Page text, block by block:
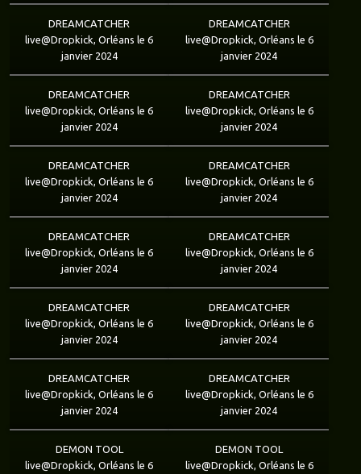
DREAMCATCHER
live@Dropkick, Orléans le 6
janvier 2024
DREAMCATCHER
live@Dropkick, Orléans le 6
janvier 2024
DREAMCATCHER
live@Dropkick, Orléans le 6
janvier 2024
DREAMCATCHER
live@Dropkick, Orléans le 6
janvier 2024
DREAMCATCHER
live@Dropkick, Orléans le 6
janvier 2024
DREAMCATCHER
live@Dropkick, Orléans le 6
janvier 2024
DREAMCATCHER
live@Dropkick, Orléans le 6
janvier 2024
DREAMCATCHER
live@Dropkick, Orléans le 6
janvier 2024
DREAMCATCHER
live@Dropkick, Orléans le 6
janvier 2024
DREAMCATCHER
live@Dropkick, Orléans le 6
janvier 2024
DREAMCATCHER
live@Dropkick, Orléans le 6
janvier 2024
DREAMCATCHER
live@Dropkick, Orléans le 6
janvier 2024
DEMON TOOL
live@Dropkick, Orléans le 6
DEMON TOOL
live@Dropkick, Orléans le 6